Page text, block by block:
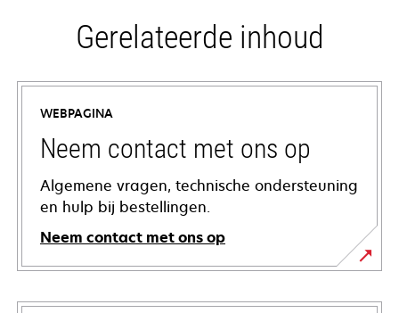
Gerelateerde inhoud
WEBPAGINA
Neem contact met ons op
Algemene vragen, technische ondersteuning
en hulp bij bestellingen.
Neem contact met ons op